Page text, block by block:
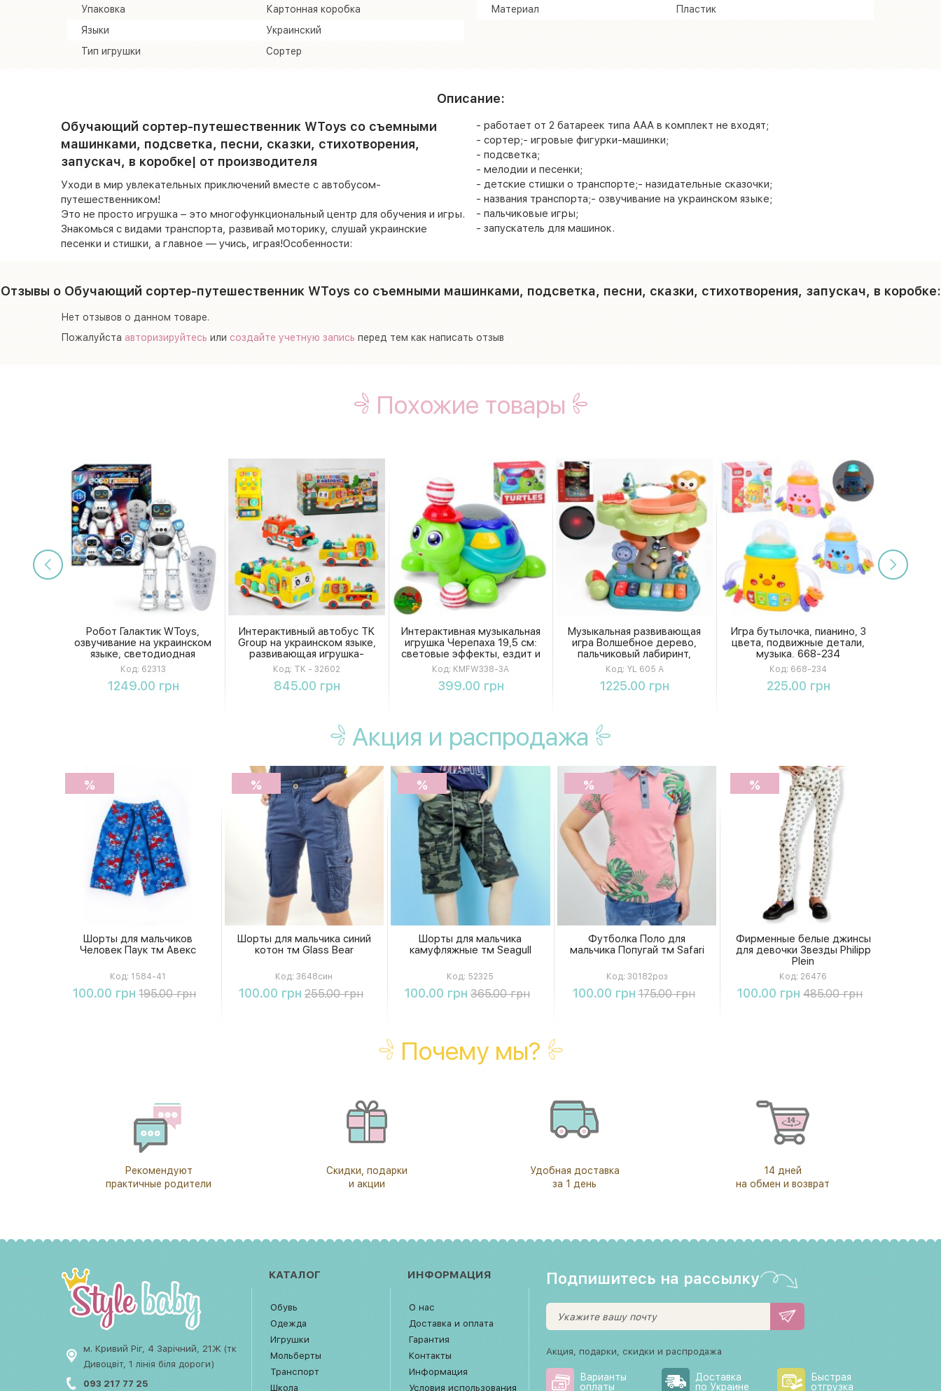
Упаковка
Картонная коробка
Языки
Украинский
Тип игрушки
Сортер
Материал
Пластик
Описание:
Обучающий сортер-путешественник WToys со съемными
машинками, подсветка, песни, сказки, стихотворения,
запускач, в коробке| от производителя
Уходи в мир увлекательных приключений вместе с автобусом-
путешественником!
Это не просто игрушка – это многофункциональный центр для обучения и игры.
Знакомься с видами транспорта, развивай моторику, слушай украинские
песенки и стишки, а главное — учись, играя!Особенности:
- работает от 2 батареек типа ААА в комплект не входят;
- сортер;- игровые фигурки-машинки;
- подсветка;
- мелодии и песенки;
- детские стишки о транспорте;- назидательные сказочки;
- названия транспорта;- озвучивание на украинском языке;
- пальчиковые игры;
- запускатель для машинок.
Отзывы о Обучающий сортер-путешественник WToys со съемными машинками, подсветка, песни, сказки, стихотворения, запускач, в коробке:
Нет отзывов о данном товаре.
Пожалуйста авторизируйтесь или создайте учетную запись перед тем как написать отзыв
Похожие товары
Робот Галактик WToys,
озвучивание на украинском
языке, светодиодная
подсветка, сенсорные
датчики, движение, шесть
песен, шесть историй,
Код: 62313
1249.00 грн
Купить
Интерактивный автобус TK
Group на украинском языке,
развивающая игрушка-
стучалка с песнями и
казками, в коробке
Код: TK - 32602
845.00 грн
Купить
Интерактивная музыкальная
игрушка Черепаха 19,5 см:
световые эффекты, ездит и
танцует, с воздушным
шариком
Код: KMFW338-3A
399.00 грн
Музыкальная развивающая
игра Волшебное дерево,
пальчиковый лабиринт,
пианино, шестеренки,
шарики и погремушка, в
коробке
Код: YL 605 A
1225.00 грн
Купить
Игра бутылочка, пианино, 3
цвета, подвижные детали,
музыка. 668-234
Код: 668-234
225.00 грн
Купить
Акция и распродажа
%
Шорты для мальчиков
Человек Паук тм Авекс
Код: 1584-41
100.00 грн 195.00 грн
Купить
%
Шорты для мальчика синий
котон тм Glass Bear
Код: 3648син
100.00 грн 255.00 грн
Купить
%
Шорты для мальчика
камуфляжные тм Seagull
Код: 52325
100.00 грн 365.00 грн
Купить
%
Футболка Поло для
мальчика Попугай тм Safari
Код: 30182роз
100.00 грн 175.00 грн
Купить
%
Фирменные белые джинсы
для девочки Звезды Philipp
Plein
Код: 26476
100.00 грн 485.00 грн
Купить
Почему мы?
Рекомендуют
практичные родители
Скидки, подарки
и акции
Удобная доставка
за 1 день
14 дней
на обмен и возврат
м. Кривий Ріг, 4 Зарічний, 21Ж (тк
Дивоцвіт, 1 лінія біля дороги)
093 217 77 25
КАТАЛОГ
Обувь
Одежда
Игрушки
Мольберты
Транспорт
Школа
ИНФОРМАЦИЯ
О нас
Доставка и оплата
Гарантия
Контакты
Информация
Условия использования
Подпишитесь на рассылку
Акция, подарки, скидки и распродажа
Варианты
оплаты
Доставка
по Украине
Быстрая
отгрузка